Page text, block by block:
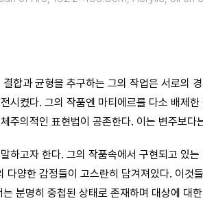
합과 균형을 추구하는 그의 작업은 서로의 경
시켰다. 그의 작품엔 마티에르를 다소 배제
주의적인 표현법이 공존한다. 이는 변주보다
하고자 한다. 그의 작품속에서 구현되고 있
다양한 감정들이 고스란히 담겨져있다. 이것
분명히 중첩된 상태로 존재하며 대상에 대